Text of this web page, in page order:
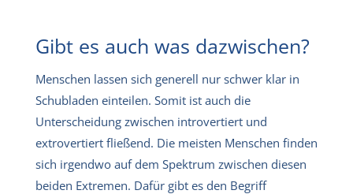
Gibt es auch was dazwischen?
Menschen lassen sich generell nur schwer klar in
Schubladen einteilen. Somit ist auch die
Unterscheidung zwischen introvertiert und
extrovertiert fließend. Die meisten Menschen finden
sich irgendwo auf dem Spektrum zwischen diesen
beiden Extremen. Dafür gibt es den Begriff